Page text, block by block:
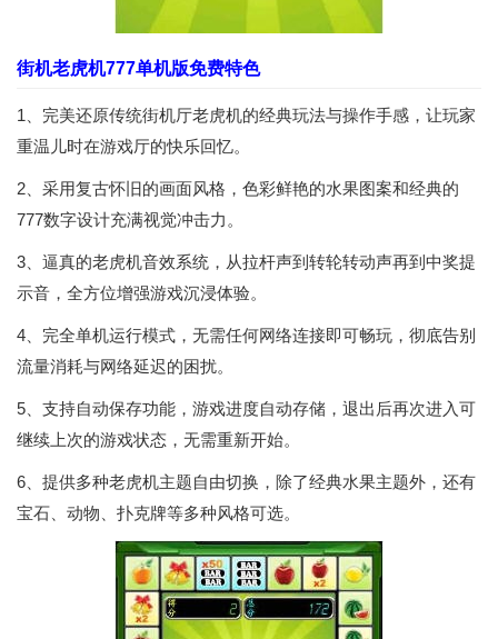
街机老虎机777单机版免费特色
1、完美还原传统街机厅老虎机的经典玩法与操作手感，让玩家
重温儿时在游戏厅的快乐回忆。
2、采用复古怀旧的画面风格，色彩鲜艳的水果图案和经典的
777数字设计充满视觉冲击力。
3、逼真的老虎机音效系统，从拉杆声到转轮转动声再到中奖提
示音，全方位增强游戏沉浸体验。
4、完全单机运行模式，无需任何网络连接即可畅玩，彻底告别
流量消耗与网络延迟的困扰。
5、支持自动保存功能，游戏进度自动存储，退出后再次进入可
继续上次的游戏状态，无需重新开始。
6、提供多种老虎机主题自由切换，除了经典水果主题外，还有
宝石、动物、扑克牌等多种风格可选。